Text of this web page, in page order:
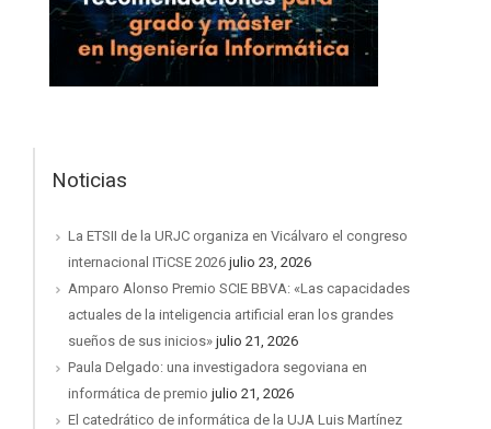
Noticias
La ETSII de la URJC organiza en Vicálvaro el congreso
internacional ITiCSE 2026 julio 23, 2026
Amparo Alonso Premio SCIE BBVA: «Las capacidades
actuales de la inteligencia artificial eran los grandes
sueños de sus inicios» julio 21, 2026
Paula Delgado: una investigadora segoviana en
informática de premio julio 21, 2026
El catedrático de informática de la UJA Luis Martínez